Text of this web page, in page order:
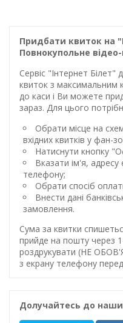
Придбати квиток на
Повнокупольне
Сервіс "Інтернет
квиток з максимальним
до каси і Ви можете
зараз. Для цього
Обрати місце на
вхідних квитків у фан-
Натиснути кнопку
Вказати ім'я,
телефону;
Обрати спосіб
Внести дані
замовлення.
Сума за квитки
прийде на пошту через
роздрукувати (НЕ
з екрану телефону
Долучайтесь до